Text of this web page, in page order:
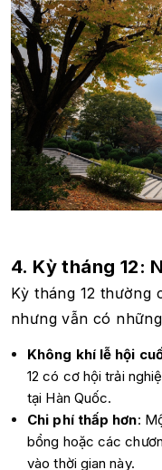
4. Kỳ tháng 12:
Kỳ tháng 12 thường
nhưng vẫn có
Không khí lễ hội
12 có cơ hội trải
tại Hàn Quốc.
Chi phí thấp hơn:
bổng hoặc các
vào thời gian này.